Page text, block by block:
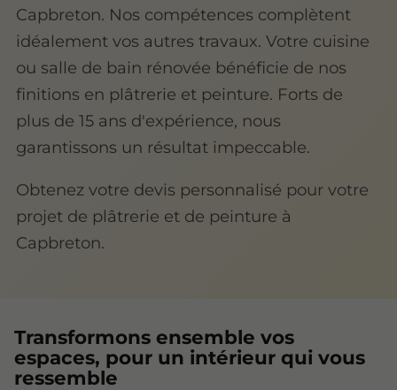
Capbreton. Nos compétences complètent
idéalement vos autres travaux. Votre cuisine
ou salle de bain rénovée bénéficie de nos
finitions en plâtrerie et peinture. Forts de
plus de 15 ans d'expérience, nous
garantissons un résultat impeccable.
Obtenez votre devis personnalisé pour votre
projet de plâtrerie et de peinture à
Capbreton.
Transformons ensemble vos
espaces, pour un intérieur qui vous
ressemble